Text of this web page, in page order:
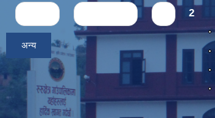
Pages 2
अन्य